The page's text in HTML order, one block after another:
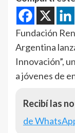
Fundación
Argentina
Innovación”,
a jóvenes de
Recibí las
de